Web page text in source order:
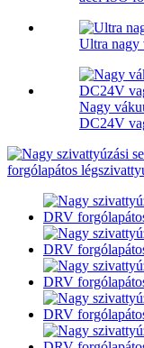
Ultra nagy
Nagy
DC24V